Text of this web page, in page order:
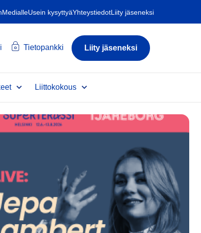
MedialleUsein kysyttyäYhteystiedotLiity jäseneksi
Tietopankki Liity jäseneksi
Liittokokous